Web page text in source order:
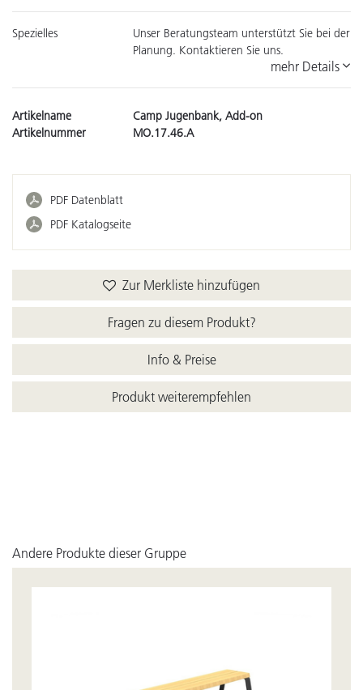
Spezielles
Unser Beratungsteam unterstützt Sie bei der
Planung. Kontaktieren Sie uns.
mehr Details
Artikelname
Camp Jugenbank, Add-on
Artikelnummer
MO.17.46.A
PDF Datenblatt
PDF Katalogseite
Zur Merkliste hinzufügen
Fragen zu diesem Produkt?
Info & Preise
Produkt weiterempfehlen
Andere Produkte dieser Gruppe